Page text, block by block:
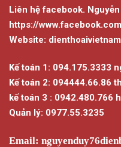
Liên hệ facebook. Nguyễn
https://
Website:
Kế toán 1: 094.175.3333
Kế toán 2: 094444.66.86
kế toán 3 : 0942.480.766
Quản lý: 0977.55.3235
Email: